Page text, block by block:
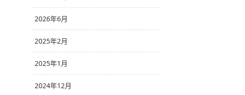
2026年6月
2025年2月
2025年1月
2024年12月